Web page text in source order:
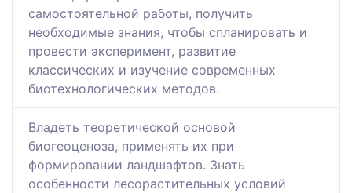
самостоятельной работы, получить
необходимые знания, чтобы спланировать и
провести эксперимент, развитие
классических и изучение современных
биотехнологических методов.
Владеть теоретической основой
биогеоценоза, применять их при
формировании ландшафтов. Знать
особенности лесорастительных условий